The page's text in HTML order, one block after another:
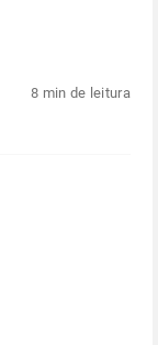
8 min de leitura